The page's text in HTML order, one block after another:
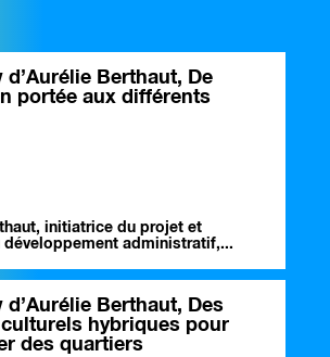
d’Aurélie Berthaut, De
portée aux différents
initiatrice du projet et
développement administratif,...
d’Aurélie Berthaut, Des
hybriques pour
des quartiers